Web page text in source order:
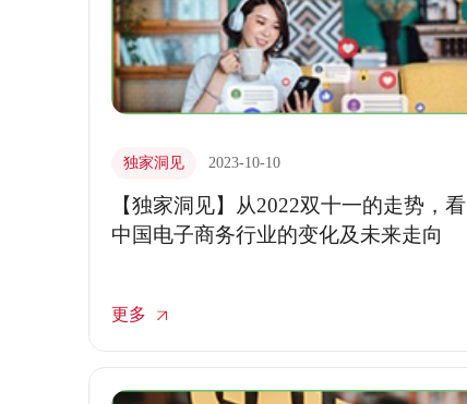
独家洞见 2023-10-10
【独家洞见】从2022双十一的走势，看
中国电子商务行业的变化及未来走向
更多